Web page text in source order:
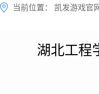
当前位置： 凯发游戏官
湖北工程